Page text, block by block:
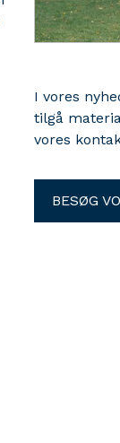
I vores
tilgå
vores
BESØG